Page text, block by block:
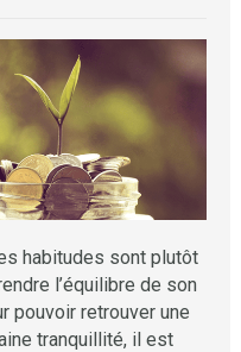
habitudes sont plutôt
l’équilibre de son
pouvoir retrouver une
tranquillité, il est